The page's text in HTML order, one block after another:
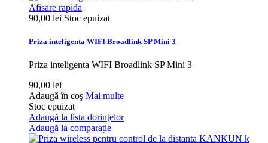
Afisare rapida
90,00 lei Stoc epuizat
Priza inteligenta WIFI Broadlink SP Mini 3
Priza inteligenta WIFI Broadlink SP Mini 3
90,00 lei
Adaugă în coş Mai multe
Stoc epuizat
Adaugă la lista dorinţelor
Adaugă la comparație